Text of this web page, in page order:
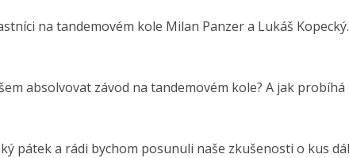
na tandemovém kole Milan Panzer a Lukáš
absolvovat závod na tandemovém kole? A jak probíhá
pátek a rádi bychom posunuli naše zkušenosti o kus